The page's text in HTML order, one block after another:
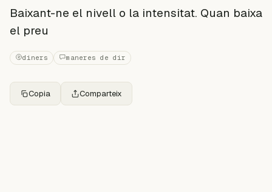
Baixant-ne el nivell o la intensitat. Quan baixa
el preu
diners maneres de dir
Copia Comparteix